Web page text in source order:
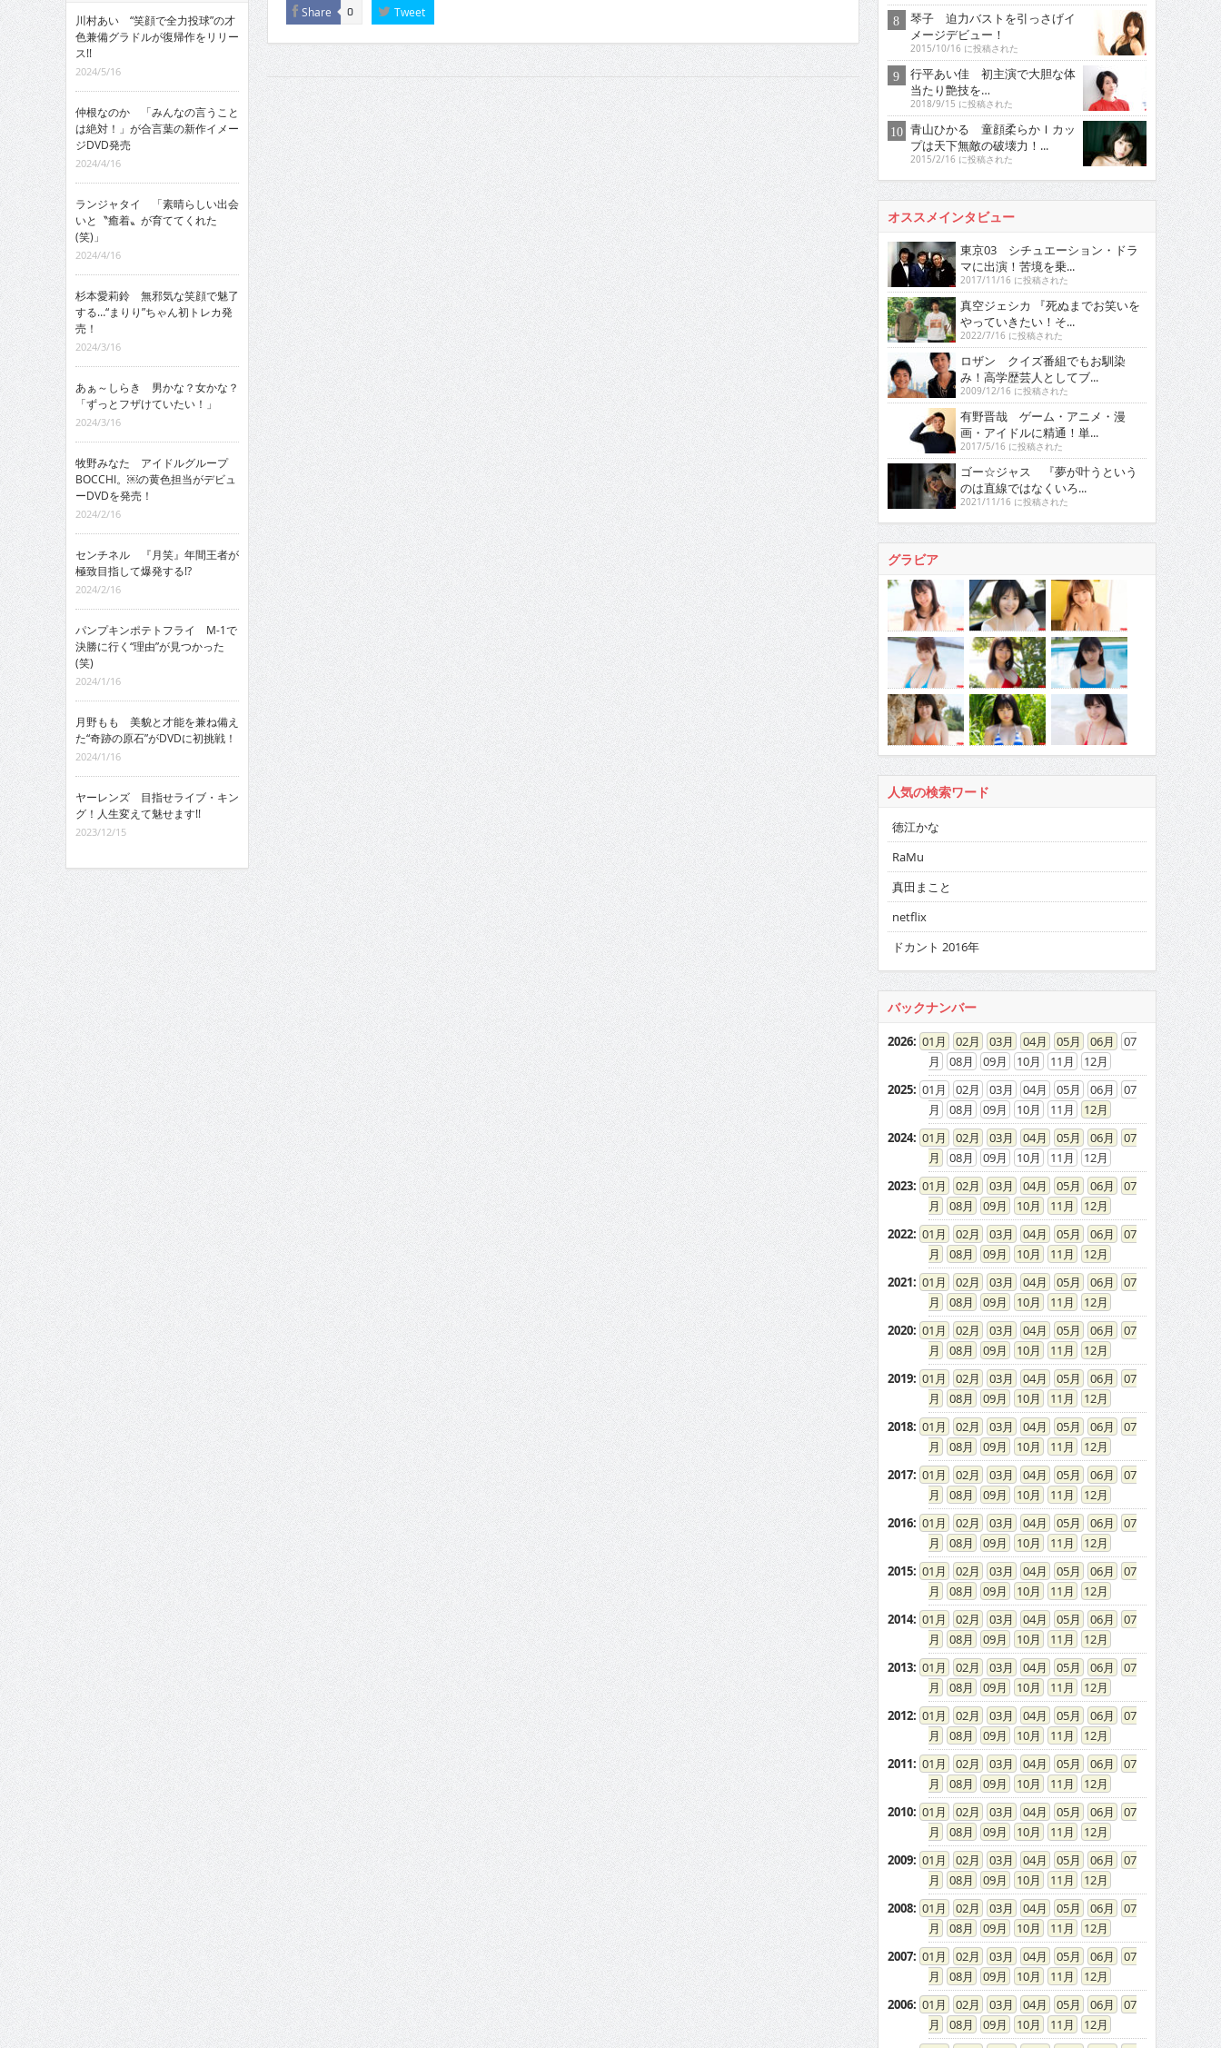
Share 0 Tweet
川村あい “笑顔で全力投球”の才
色兼備グラドルが復帰作をリリー
ス!!
2024/5/16
仲根なのか 「みんなの言うこと
は絶対！」が合言葉の新作イメー
ジDVD発売
2024/4/16
ランジャタイ 「素晴らしい出会
いと〝癒着〟が育ててくれた
(笑)」
2024/4/16
杉本愛莉鈴 無邪気な笑顔で魅了
する…“まりり”ちゃん初トレカ発
売！
2024/3/16
あぁ～しらき 男かな？女かな？
「ずっとフザけていたい！」
2024/3/16
牧野みなた アイドルグループ
BOCCHI。￼の黄色担当がデビュ
ーDVDを発売！
2024/2/16
センチネル 『月笑』年間王者が
極致目指して爆発する!?
2024/2/16
パンプキンポテトフライ M-1で
決勝に行く“理由”が見つかった
(笑)
2024/1/16
月野もも 美貌と才能を兼ね備え
た“奇跡の原石”がDVDに初挑戦！
2024/1/16
ヤーレンズ 目指せライブ・キン
グ！人生変えて魅せます!!
2023/12/15
琴子 迫力バストを引っさげイ
メージデビュー！
2015/10/16 に投稿された
行平あい佳 初主演で大胆な体
当たり艶技を…
2018/9/15 に投稿された
青山ひかる 童顔柔らかＩカッ
プは天下無敵の破壊力！...
2015/2/16 に投稿された
オススメインタビュー
東京03 シチュエーション・ドラ
マに出演！苦境を乗...
2017/11/16 に投稿された
真空ジェシカ 『死ぬまでお笑いを
やっていきたい！そ...
2022/7/16 に投稿された
ロザン クイズ番組でもお馴染
み！高学歴芸人としてブ...
2009/12/16 に投稿された
有野晋哉 ゲーム・アニメ・漫
画・アイドルに精通！単...
2017/5/16 に投稿された
ゴー☆ジャス 『夢が叶うという
のは直線ではなくいろ...
2021/11/16 に投稿された
グラビア
人気の検索ワード
徳江かな
RaMu
真田まこと
netflix
ドカント 2016年
バックナンバー
2026: 01 02 03 04 05 06
07
08
09 10 11
12
2025: 01 02 03 04 05 06
07
08
09 10 11
12
2024: 01 02 03 04 05 06
07
08
09 10 11
12
2023: 01 02 03 04 05 06
07
08
09 10 11
12
2022: 01 02 03 04 05 06
07
08
09 10 11
12
2021: 01 02 03 04 05 06
07
08
09 10 11
12
2020: 01 02 03 04 05 06
07
08
09 10 11
12
2019: 01 02 03 04 05 06
07
08
09 10 11
12
2018: 01 02 03 04 05 06
07
08
09 10 11
12
2017: 01 02 03 04 05 06
07
08
09 10 11
12
2016: 01 02 03 04 05 06
07
08
09 10 11
12
2015: 01 02 03 04 05 06
07
08
09 10 11
12
2014: 01 02 03 04 05 06
07
08
09 10 11
12
2013: 01 02 03 04 05 06
07
08
09 10 11
12
2012: 01 02 03 04 05 06
07
08
09 10 11
12
2011: 01 02 03 04 05 06
07
08
09 10 11
12
2010: 01 02 03 04 05 06
07
08
09 10 11
12
2009: 01 02 03 04 05 06
07
08
09 10 11
12
2008: 01 02 03 04 05 06
07
08
09 10 11
12
2007: 01 02 03 04 05 06
07
08
09 10 11
12
2006: 01 02 03 04 05 06
07
08
09 10 11
12